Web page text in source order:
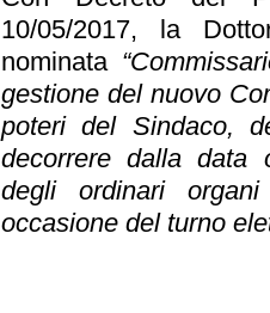
10/05/2017, la
nominata
gestione del nuovo
poteri del Sindaco,
decorrere dalla data
degli ordinari
occasione del turno